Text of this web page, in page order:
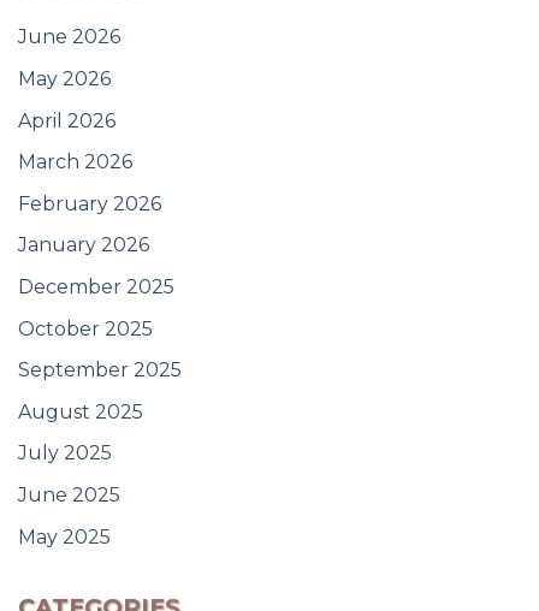
June 2026
May 2026
April 2026
March 2026
February 2026
January 2026
December 2025
October 2025
September 2025
August 2025
July 2025
June 2025
May 2025